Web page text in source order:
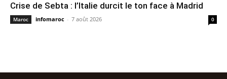
Crise de Sebta : l’Italie durcit le ton face à Madrid
Maroc infomaroc - 7 août 2026 0